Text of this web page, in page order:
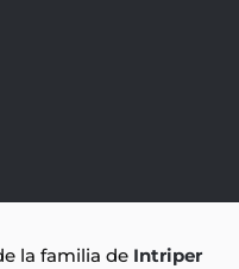
la familia de Intriper